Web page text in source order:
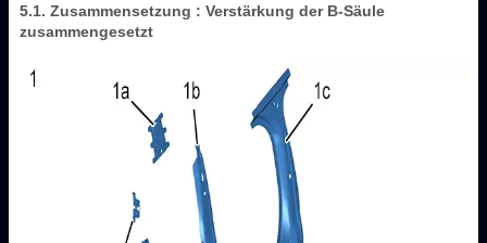
5.1. Zusammensetzung : Verstärkung der B-Säule
zusammengesetzt